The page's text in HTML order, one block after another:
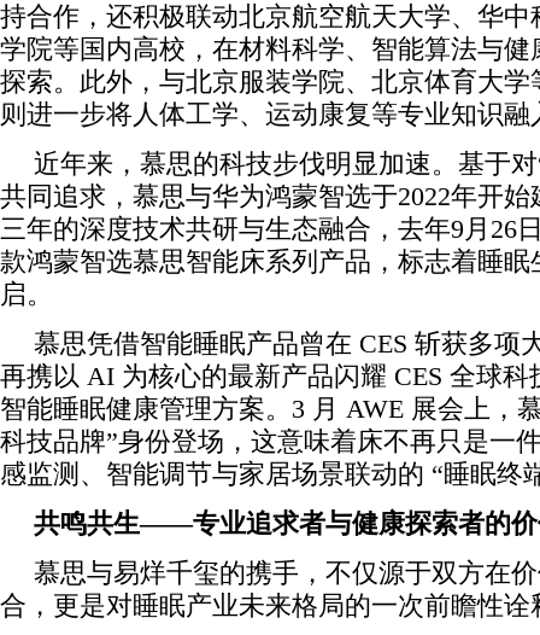
持合作，还积极联动北京航空航天大学、华
学院等国内高校，在材料科学、智能算法与
探索。此外，与北京服装学院、北京体育大
则进一步将人体工学、运动康复等专业知识融
近年来，慕思的科技步伐明显加速。基于
共同追求，慕思与华为鸿蒙智选于2022年开
三年的深度技术共研与生态融合，去年9月26
款鸿蒙智选慕思智能床系列产品，标志着睡
启。
慕思凭借智能睡眠产品曾在 CES 斩获多项
再携以 AI 为核心的最新产品闪耀 CES 全球
智能睡眠健康管理方案。3 月 AWE 展会上，
科技品牌”身份登场，这意味着床不再只是一
感监测、智能调节与家居场景联动的 “睡眠终
共鸣共生——专业追求者与健康探索者的
慕思与易烊千玺的携手，不仅源于双方在
合，更是对睡眠产业未来格局的一次前瞻性诠